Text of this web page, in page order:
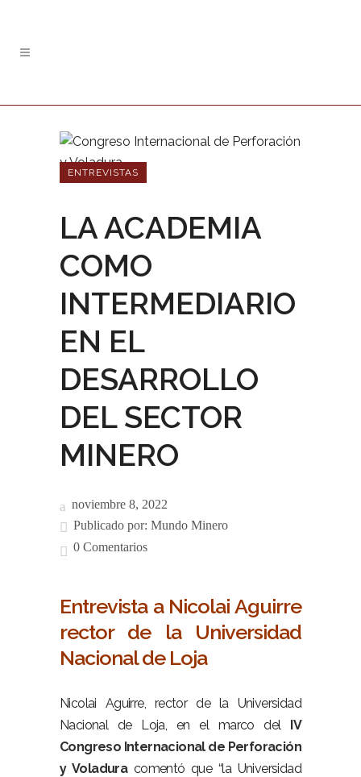
ENTREVISTAS
LA ACADEMIA
COMO
INTERMEDIARIO
EN EL
DESARROLLO
DEL SECTOR
MINERO
noviembre 8, 2022
Publicado por: Mundo Minero
0 Comentarios
Entrevista a Nicolai Aguirre
rector de la Universidad
Nacional de Loja
Nicolai Aguirre, rector de la Universidad
Nacional de Loja, en el marco del IV
Congreso Internacional de Perforación
y Voladura comentó que “la Universidad